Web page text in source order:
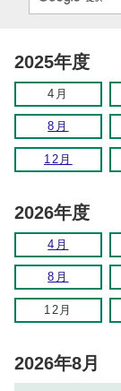
2025年度
4月
8月
12月
2026年度
4月
8月
12月
2026年8月